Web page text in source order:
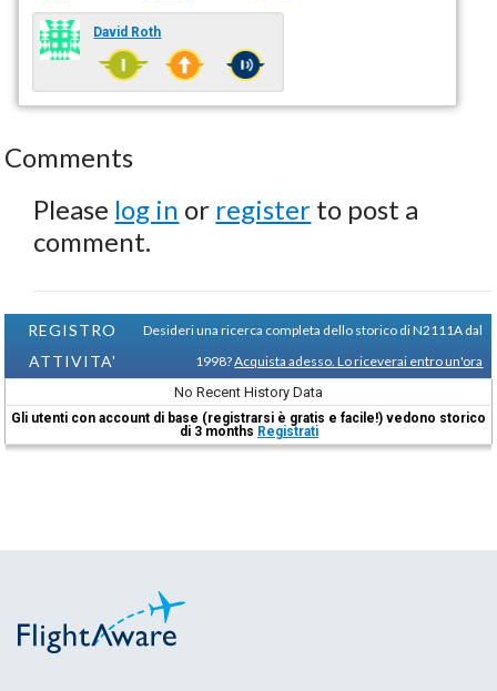
David Roth
Comments
Please log in or register to post a
comment.
REGISTRO
ATTIVITA'
Desideri una ricerca completa dello storico di N2111A dal
1998?Acquista adesso. Lo riceverai entro un'ora
No Recent History Data
Gli utenti con account di base (registrarsi è gratis e facile!) vedono storico
di 3 months Registrati